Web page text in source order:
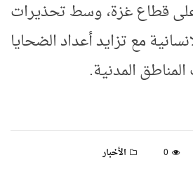
على قطاع غزة، وسط تحذيرات
مع تزايد أعداد الضحايا
المدنية.
0 الأخبار